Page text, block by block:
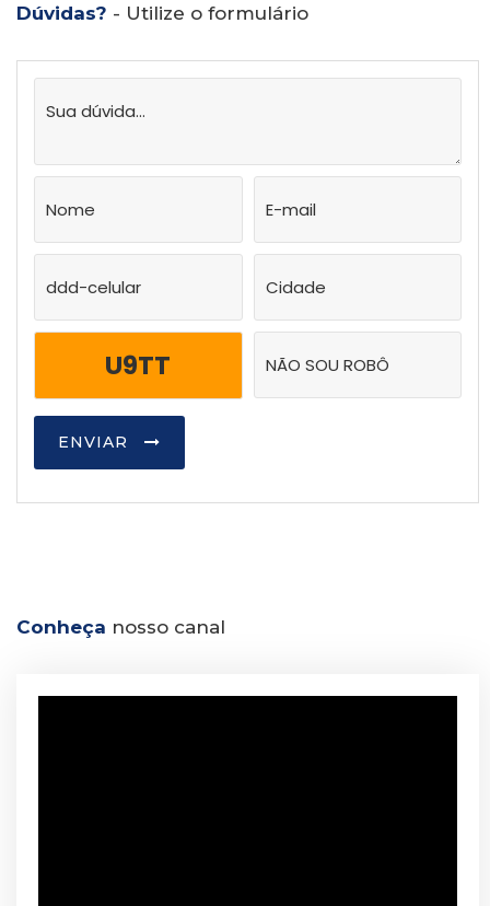
Dúvidas? - Utilize o formulário
ENVIAR
Conheça nosso canal